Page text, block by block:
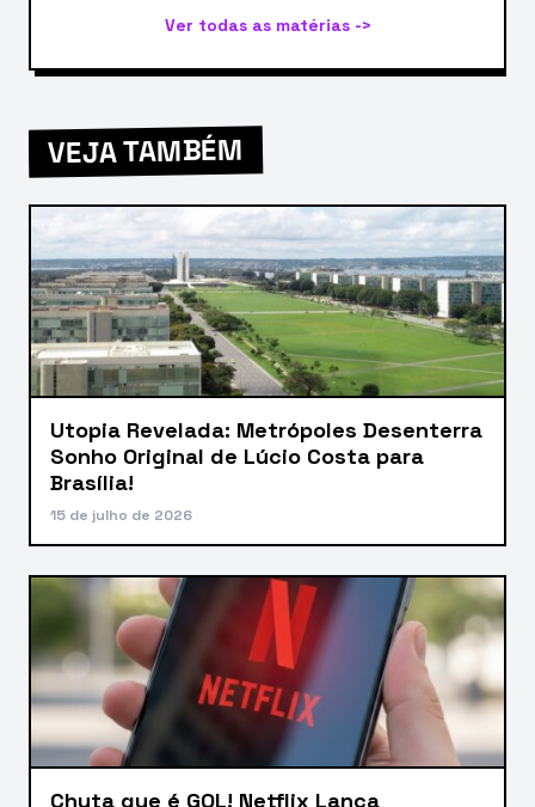
Ver todas as matérias ->
VEJA TAMBÉM
Utopia Revelada: Metrópoles Desenterra
Sonho Original de Lúcio Costa para
Brasília!
15 de julho de 2026
Chuta que é GOL! Netflix Lança